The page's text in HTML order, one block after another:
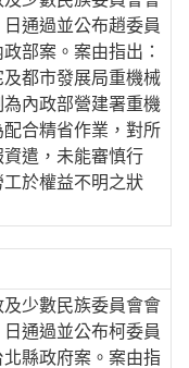
通過並公布趙委員
部案。案由指出：
都市發展局重機械
內政部營建署重機
合精省作業，對所
遣，未能審慎行
於權益不明之狀
少數民族委員會會
通過並公布柯委員
縣政府案。案由指